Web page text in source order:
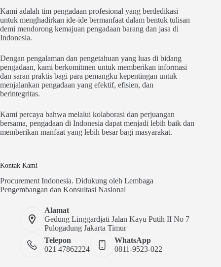
Kami adalah tim pengadaan profesional yang berdedikasi
untuk menghadirkan ide-ide bermanfaat dalam bentuk tulisan
demi mendorong kemajuan pengadaan barang dan jasa di
Indonesia.
Dengan pengalaman dan pengetahuan yang luas di bidang
pengadaan, kami berkomitmen untuk memberikan informasi
dan saran praktis bagi para pemangku kepentingan untuk
menjalankan pengadaan yang efektif, efisien, dan
berintegritas.
Kami percaya bahwa melalui kolaborasi dan perjuangan
bersama, pengadaan di Indonesia dapat menjadi lebih baik dan
memberikan manfaat yang lebih besar bagi masyarakat.
Kontak Kami
Procurement Indonesia. Didukung oleh Lembaga
Pengembangan dan Konsultasi Nasional
Alamat
Gedung Linggardjati Jalan Kayu Putih II No 7
Pulogadung Jakarta Timur
Telepon
021 47862224
WhatsApp
0811-9523-022